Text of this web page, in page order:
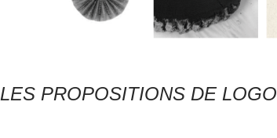
LES PROPOSITIONS DE LOGO